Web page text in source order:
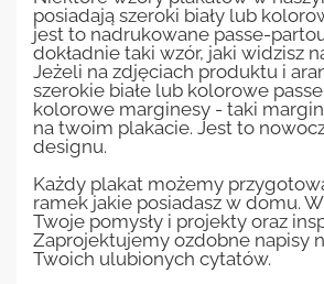
posiadają szeroki biały lub
jest to nadrukowane passe-
dokładnie taki wzór, jaki widzisz
Jeżeli na zdjęciach produktu i
szerokie białe lub kolorowe
kolorowe marginesy - taki
na twoim plakacie. Jest to
designu.
Każdy plakat możemy
ramek jakie posiadasz w domu.
Twoje pomysły i projekty oraz
Zaprojektujemy ozdobne napisy
Twoich ulubionych cytatów.